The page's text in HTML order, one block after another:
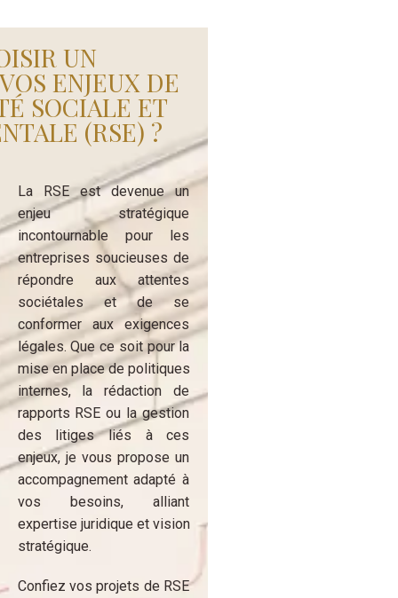
UN
ENJEUX DE
SOCIALE ET
(RSE) ?
La RSE est devenue un
enjeu stratégique
incontournable pour les
entreprises soucieuses de
répondre aux attentes
sociétales et de se
conformer aux exigences
légales. Que ce soit pour la
mise en place de politiques
internes, la rédaction de
rapports RSE ou la gestion
des litiges liés à ces
enjeux, je vous propose un
accompagnement adapté à
vos besoins, alliant
expertise juridique et vision
stratégique.
Confiez vos projets de RSE